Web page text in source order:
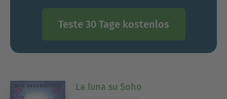
Teste 30 Tage kostenlos
La luna su Soho